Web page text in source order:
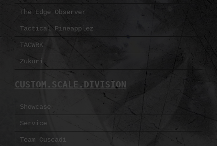
The Edge Observer
Tactical Pineapplez
TACWRK
Zukuri
CUSTOM.SCALE.DIVISION
Showcase
Service
Team Cuscadi